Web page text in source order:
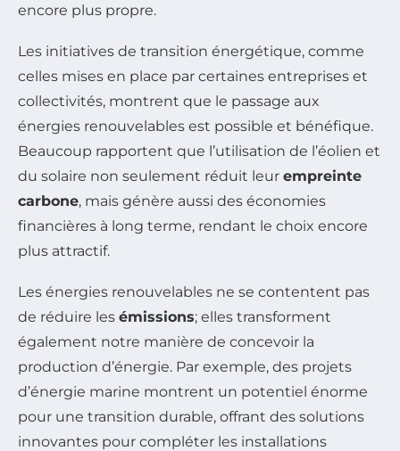
encore plus propre.
Les initiatives de transition énergétique, comme
celles mises en place par certaines entreprises et
collectivités, montrent que le passage aux
énergies renouvelables est possible et bénéfique.
Beaucoup rapportent que l’utilisation de l’éolien et
du solaire non seulement réduit leur empreinte
carbone, mais génère aussi des économies
financières à long terme, rendant le choix encore
plus attractif.
Les énergies renouvelables ne se contentent pas
de réduire les émissions; elles transforment
également notre manière de concevoir la
production d’énergie. Par exemple, des projets
d’énergie marine montrent un potentiel énorme
pour une transition durable, offrant des solutions
innovantes pour compléter les installations